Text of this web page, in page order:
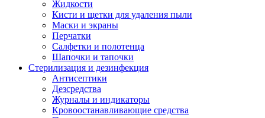
Жидкости
Кисти и щетки для удаления пыли
Маски и экраны
Перчатки
Салфетки и полотенца
Шапочки и тапочки
Стерилизация и дезинфекция
Антисептики
Дезсредства
Журналы и индикаторы
Кровоостанавливающие средства